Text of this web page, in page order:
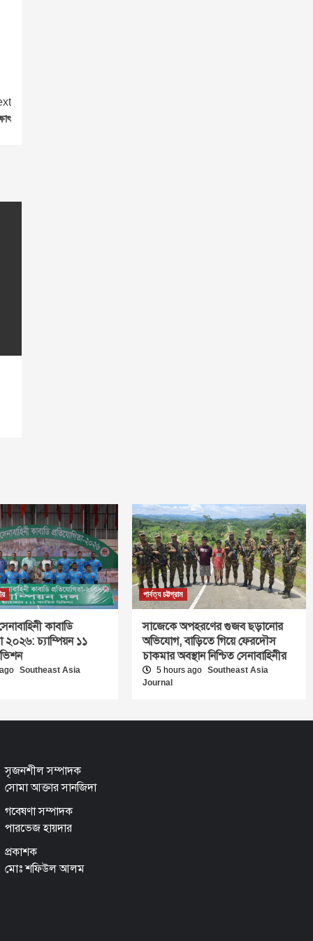
কাবাডি
২০২৬: চ্যাম্পিয়ন ১১
Southeast Asia
পার্বত্য চট্টগ্রাম
সাজেকে অপহরণের গুজব ছড়ানোর
অভিযোগ, বাড়িতে গিয়ে ফেরদৌস
চাকমার অবস্থান নিশ্চিত সেনাবাহিনীর
5 hours ago Southeast Asia
Journal
সৃজনশীল সম্পাদক
সোমা আক্তার সানজিদা
গবেষণা সম্পাদক
পারভেজ হায়দার
প্রকাশক
মোঃ শফিউল আলম